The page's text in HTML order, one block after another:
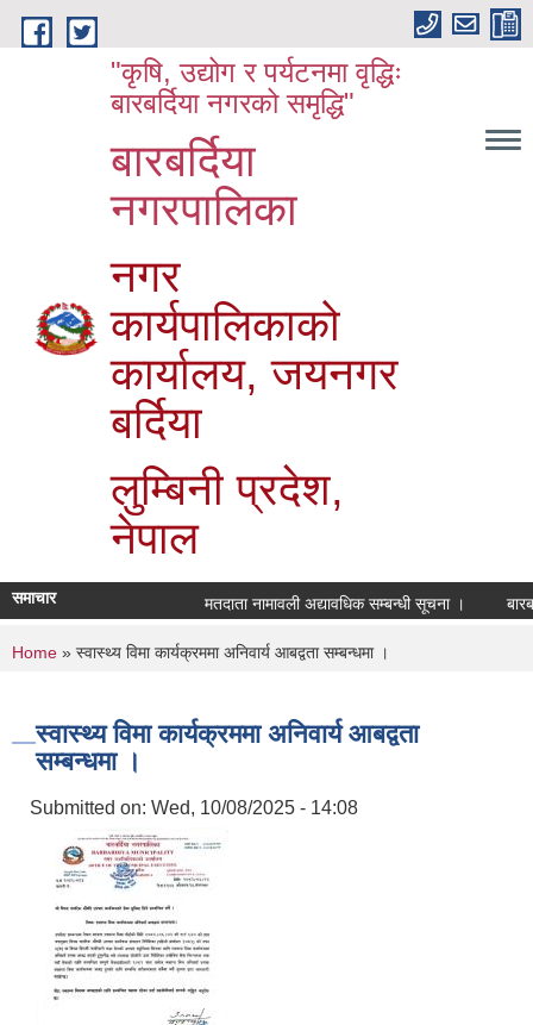
Skip to main content
"कृषि, उद्योग र पर्यटनमा वृद्धिः
बारबर्दिया नगरको समृद्धि"
बारबर्दिया
नगरपालिका
नगर
कार्यपालिकाको
कार्यालय, जयनगर
बर्दिया
लुम्बिनी प्रदेश,
नेपाल
समाचार मतदाता नामावली अद्यावधिक सम्बन्धी सूचना ।
You are here
Home » स्वास्थ्य विमा कार्यक्रममा अनिवार्य आबद्वता सम्बन्धमा ।
स्वास्थ्य विमा कार्यक्रममा अनिवार्य आबद्वता
सम्बन्धमा ।
Submitted on: Wed, 10/08/2025 - 14:08